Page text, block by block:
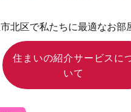
北区で私たちに最適なお部
住まいの紹介サービスに
いて